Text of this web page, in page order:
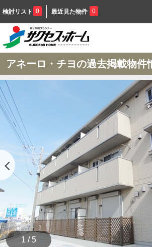
検討リスト 0 最近見た物件 0
アネーロ・チヨの過去掲載物件
1 / 5